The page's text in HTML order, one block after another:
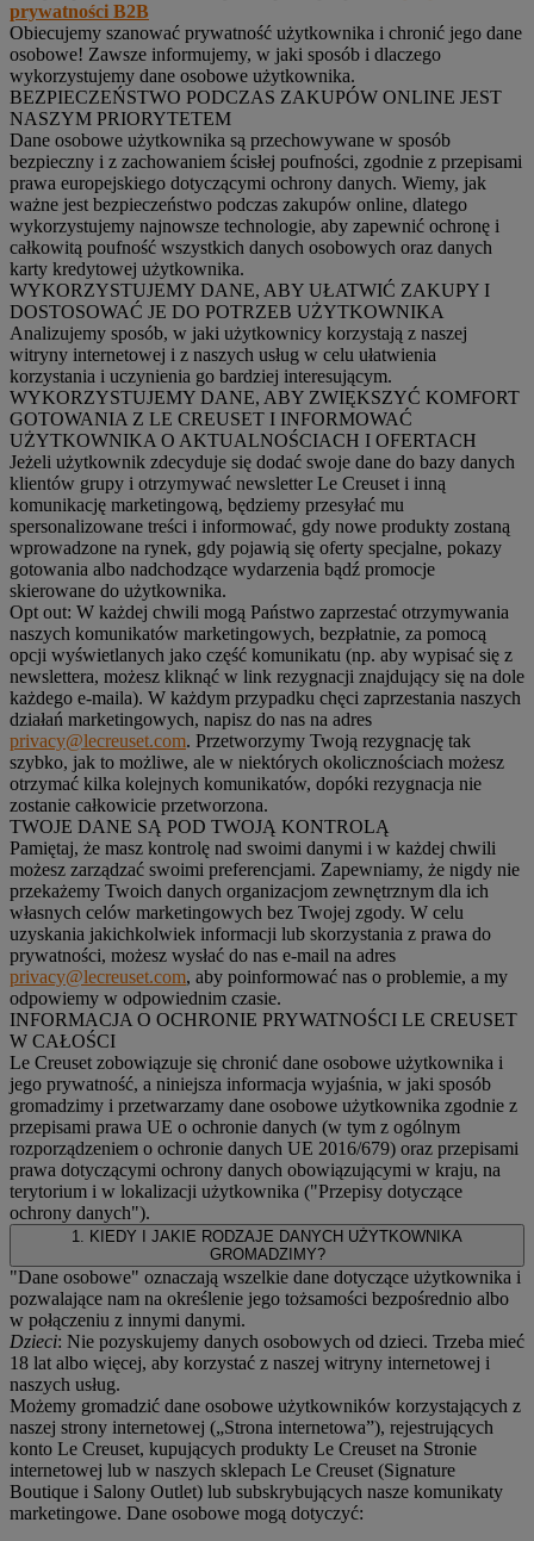
prywatności B2B
Obiecujemy szanować prywatność użytkownika i chronić jego dane
osobowe! Zawsze informujemy, w jaki sposób i dlaczego
wykorzystujemy dane osobowe użytkownika.
BEZPIECZEŃSTWO PODCZAS ZAKUPÓW ONLINE JEST
NASZYM PRIORYTETEM
Dane osobowe użytkownika są przechowywane w sposób
bezpieczny i z zachowaniem ścisłej poufności, zgodnie z przepisami
prawa europejskiego dotyczącymi ochrony danych. Wiemy, jak
ważne jest bezpieczeństwo podczas zakupów online, dlatego
wykorzystujemy najnowsze technologie, aby zapewnić ochronę i
całkowitą poufność wszystkich danych osobowych oraz danych
karty kredytowej użytkownika.
WYKORZYSTUJEMY DANE, ABY UŁATWIĆ ZAKUPY I
DOSTOSOWAĆ JE DO POTRZEB UŻYTKOWNIKA
Analizujemy sposób, w jaki użytkownicy korzystają z naszej
witryny internetowej i z naszych usług w celu ułatwienia
korzystania i uczynienia go bardziej interesującym.
WYKORZYSTUJEMY DANE, ABY ZWIĘKSZYĆ KOMFORT
GOTOWANIA Z LE CREUSET I INFORMOWAĆ
UŻYTKOWNIKA O AKTUALNOŚCIACH I OFERTACH
Jeżeli użytkownik zdecyduje się dodać swoje dane do bazy danych
klientów grupy i otrzymywać newsletter Le Creuset i inną
komunikację marketingową, będziemy przesyłać mu
spersonalizowane treści i informować, gdy nowe produkty zostaną
wprowadzone na rynek, gdy pojawią się oferty specjalne, pokazy
gotowania albo nadchodzące wydarzenia bądź promocje
skierowane do użytkownika.
Opt out: W każdej chwili mogą Państwo zaprzestać otrzymywania
naszych komunikatów marketingowych, bezpłatnie, za pomocą
opcji wyświetlanych jako część komunikatu (np. aby wypisać się z
newslettera, możesz kliknąć w link rezygnacji znajdujący się na dole
każdego e-maila). W każdym przypadku chęci zaprzestania naszych
działań marketingowych, napisz do nas na adres
privacy@lecreuset.com. Przetworzymy Twoją rezygnację tak
szybko, jak to możliwe, ale w niektórych okolicznościach możesz
otrzymać kilka kolejnych komunikatów, dopóki rezygnacja nie
zostanie całkowicie przetworzona.
TWOJE DANE SĄ POD TWOJĄ KONTROLĄ
Pamiętaj, że masz kontrolę nad swoimi danymi i w każdej chwili
możesz zarządzać swoimi preferencjami. Zapewniamy, że nigdy nie
przekażemy Twoich danych organizacjom zewnętrznym dla ich
własnych celów marketingowych bez Twojej zgody. W celu
uzyskania jakichkolwiek informacji lub skorzystania z prawa do
prywatności, możesz wysłać do nas e-mail na adres
privacy@lecreuset.com, aby poinformować nas o problemie, a my
odpowiemy w odpowiednim czasie.
INFORMACJA O OCHRONIE PRYWATNOŚCI LE CREUSET
W CAŁOŚCI
Le Creuset zobowiązuje się chronić dane osobowe użytkownika i
jego prywatność, a niniejsza informacja wyjaśnia, w jaki sposób
gromadzimy i przetwarzamy dane osobowe użytkownika zgodnie z
przepisami prawa UE o ochronie danych (w tym z ogólnym
rozporządzeniem o ochronie danych UE 2016/679) oraz przepisami
prawa dotyczącymi ochrony danych obowiązującymi w kraju, na
terytorium i w lokalizacji użytkownika ("Przepisy dotyczące
ochrony danych").
1. KIEDY I JAKIE RODZAJE DANYCH UŻYTKOWNIKA
GROMADZIMY?
"Dane osobowe" oznaczają wszelkie dane dotyczące użytkownika i
pozwalające nam na określenie jego tożsamości bezpośrednio albo
w połączeniu z innymi danymi.
Dzieci: Nie pozyskujemy danych osobowych od dzieci. Trzeba mieć
18 lat albo więcej, aby korzystać z naszej witryny internetowej i
naszych usług.
Możemy gromadzić dane osobowe użytkowników korzystających z
naszej strony internetowej („Strona internetowa”), rejestrujących
konto Le Creuset, kupujących produkty Le Creuset na Stronie
internetowej lub w naszych sklepach Le Creuset (Signature
Boutique i Salony Outlet) lub subskrybujących nasze komunikaty
marketingowe. Dane osobowe mogą dotyczyć: